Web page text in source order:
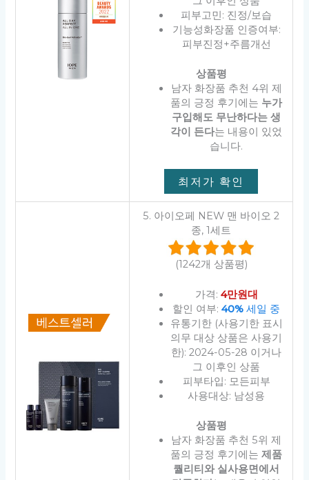
피부고민: 진정/보습
기능성화장품 인증여부:
피부진정+주름개선
상품평
남자 화장품 추천 4위 제
품의 긍정 후기에는 누가
구입해도 무난하다는 생
각이 든다는 내용이 있었
습니다.
최저가 확인
5. 아이오페 NEW 맨 바이오 2
종, 1세트
(1242개 상품평)
가격: 4만원대
할인 여부:40% 세일 중
유통기한 (사용기한 표시
의무 대상 상품은 사용기
한): 2024-05-28 이거나
그 이후인 상품
피부타입: 모든피부
사용대상: 남성용
상품평
남자 화장품 추천 5위 제
품의 긍정 후기에는제품
퀄리티와 실사용면에서